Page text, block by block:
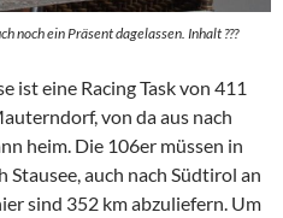
noch ein Präsent dagelassen. Inhalt ???
ist eine Racing Task von 411
von da aus nach
heim. Die 106er müssen in
auch nach Südtirol an
sind 352 km abzuliefern. Um